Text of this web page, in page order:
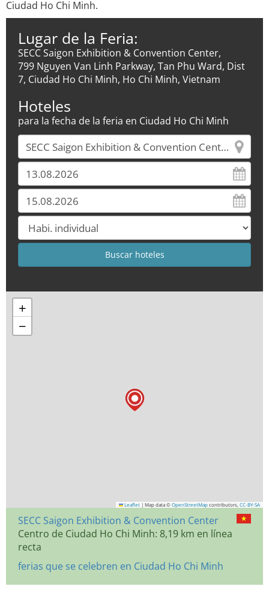
Ciudad Ho Chi Minh.
Lugar de la Feria:
SECC Saigon Exhibition & Convention Center,
799 Nguyen Van Linh Parkway, Tan Phu Ward, Dist
7, Ciudad Ho Chi Minh, Ho Chi Minh, Vietnam
Hoteles
para la fecha de la feria en Ciudad Ho Chi Minh
+
−
Leaflet | Map data © OpenStreetMap contributors, CC-BY-SA
SECC Saigon Exhibition & Convention Center
Centro de Ciudad Ho Chi Minh: 8,19 km en línea
recta
ferias que se celebren en Ciudad Ho Chi Minh